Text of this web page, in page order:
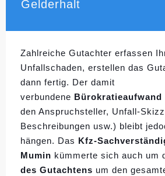
Gelderhalt
Zahlreiche Gutachter erfassen
Unfallschaden, erstellen das
dann fertig. Der damit
verbundene Bürokratieaufwand
den Anspruchsteller, Unfall-
Beschreibungen usw.) bleibt
hängen. Das Kfz-
Mumin kümmerte sich auch um
des Gutachtens um den